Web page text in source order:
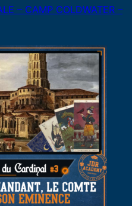
– CAMP COLDWATER –